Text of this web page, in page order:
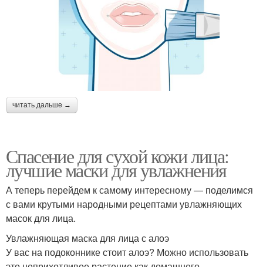
читать дальше →
Спасение для сухой кожи лица:
лучшие маски для увлажнения
А теперь перейдем к самому интересному — поделимся
с вами крутыми народными рецептами увлажняющих
масок для лица.
Увлажняющая маска для лица с алоэ
У вас на подоконнике стоит алоэ? Можно использовать